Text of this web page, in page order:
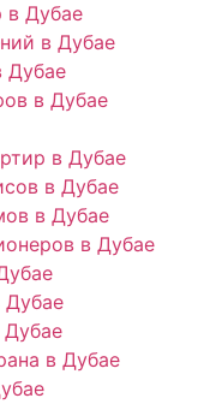
в Дубае
в Дубае
Дубае
в Дубае
в Дубае
в Дубае
в Дубае
в Дубае
Дубае
в Дубае